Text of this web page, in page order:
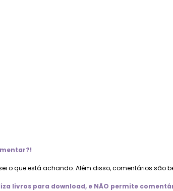
o que está achando. Além disso, comentários são
livros para download, e NÃO permite